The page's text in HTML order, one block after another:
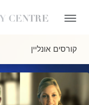
קורסים אונליין